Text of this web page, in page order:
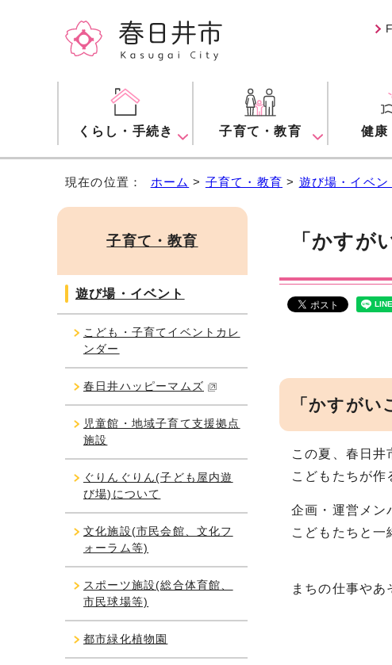
くらし・手続き 子育て・教育 健康
現在の位置： ホーム > 子育て・教育 > 遊び場・イベン
「かすが
「かすが
この夏、春日井
こどもたちが作
企画・運営メン
こどもたちと一
まちの仕事や
子育て・教育
遊び場・イベント
こども・子育てイベントカレ
ンダー
春日井ハッピーマムズ
児童館・地域子育て支援拠点
施設
ぐりんぐりん(子ども屋内遊
び場)について
文化施設(市民会館、文化フ
ォーラム等)
スポーツ施設(総合体育館、
市民球場等)
都市緑化植物園